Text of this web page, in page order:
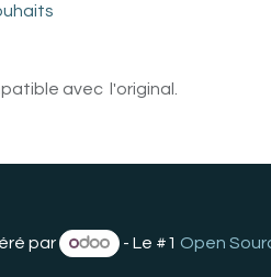
avec l'original.
par - Le #1 Open